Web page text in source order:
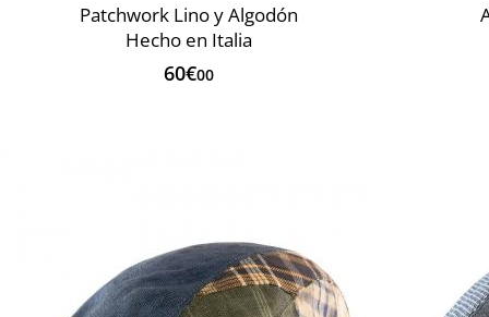
Patchwork Lino y Algodón
Hecho en Italia
60€00